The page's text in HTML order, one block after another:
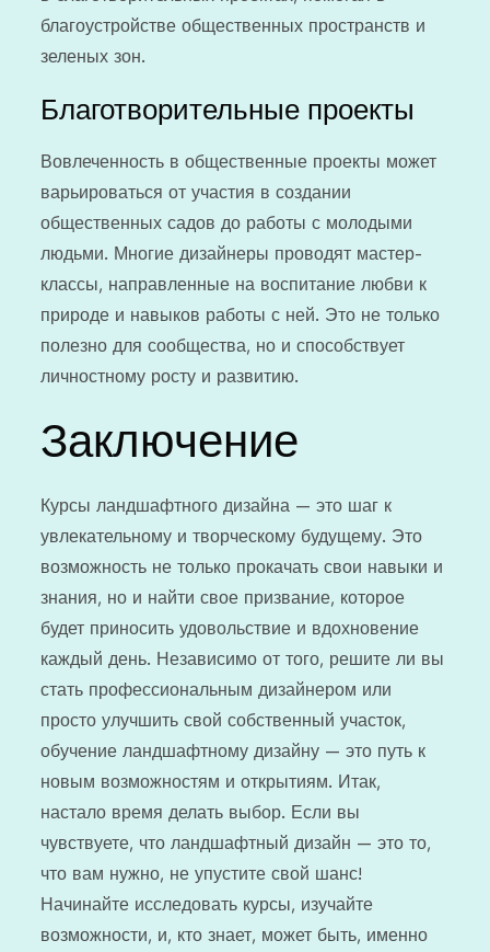
благоустройстве общественных пространств и
зеленых зон.
Благотворительные проекты
Вовлеченность в общественные проекты может
варьироваться от участия в создании
общественных садов до работы с молодыми
людьми. Многие дизайнеры проводят мастер-
классы, направленные на воспитание любви к
природе и навыков работы с ней. Это не только
полезно для сообщества, но и способствует
личностному росту и развитию.
Заключение
Курсы ландшафтного дизайна — это шаг к
увлекательному и творческому будущему. Это
возможность не только прокачать свои навыки и
знания, но и найти свое призвание, которое
будет приносить удовольствие и вдохновение
каждый день. Независимо от того, решите ли вы
стать профессиональным дизайнером или
просто улучшить свой собственный участок,
обучение ландшафтному дизайну — это путь к
новым возможностям и открытиям. Итак,
настало время делать выбор. Если вы
чувствуете, что ландшафтный дизайн — это то,
что вам нужно, не упустите свой шанс!
Начинайте исследовать курсы, изучайте
возможности, и, кто знает, может быть, именно